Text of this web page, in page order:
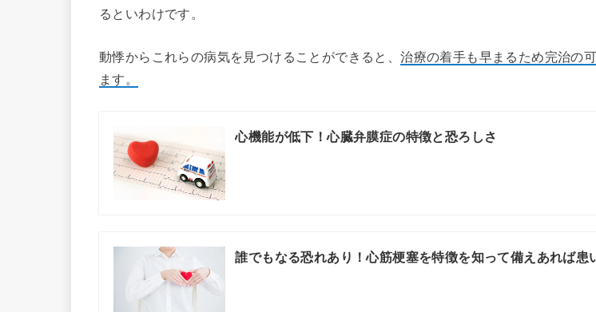
るといわけです。
動悸からこれらの病気を見つけることができると、治療の着手も早まるため完治の
ます。
心機能が低下！心臓弁膜症の特徴と恐ろしさ
誰でもなる恐れあり！心筋梗塞を特徴を知って備えあれば患